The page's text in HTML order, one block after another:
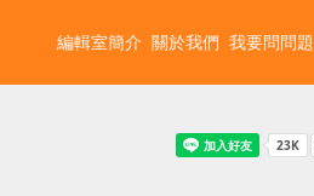
編輯室簡介 關於我們 我要問問題